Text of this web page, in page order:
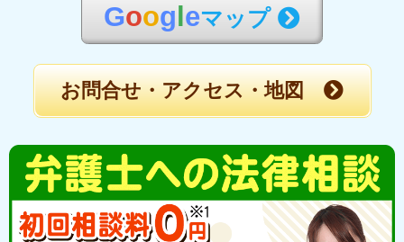
Goog eマップ
お問合せ・アクセス・地図